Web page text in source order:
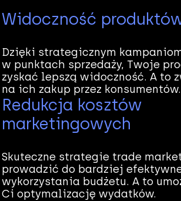
Widoczność
Dzięki strategicznym
w punktach sprzedaży, Twoje
zyskać lepszą widoczność. A to
na ich zakup przez konsumentów.
Redukcja kosztów
marketingowych
Skuteczne strategie trade
prowadzić do bardziej
wykorzystania budżetu. A to
Ci optymalizację wydatków.